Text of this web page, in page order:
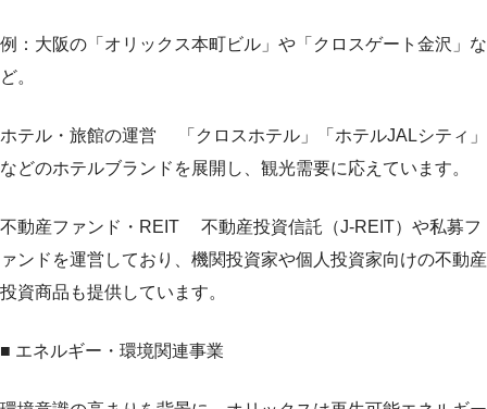
例：大阪の「オリックス本町ビル」や「クロスゲート金沢」な
ど。
ホテル・旅館の運営 「クロスホテル」「ホテルJALシティ」
などのホテルブランドを展開し、観光需要に応えています。
不動産ファンド・REIT 不動産投資信託（J-REIT）や私募フ
ァンドを運営しており、機関投資家や個人投資家向けの不動産
投資商品も提供しています。
■ エネルギー・環境関連事業